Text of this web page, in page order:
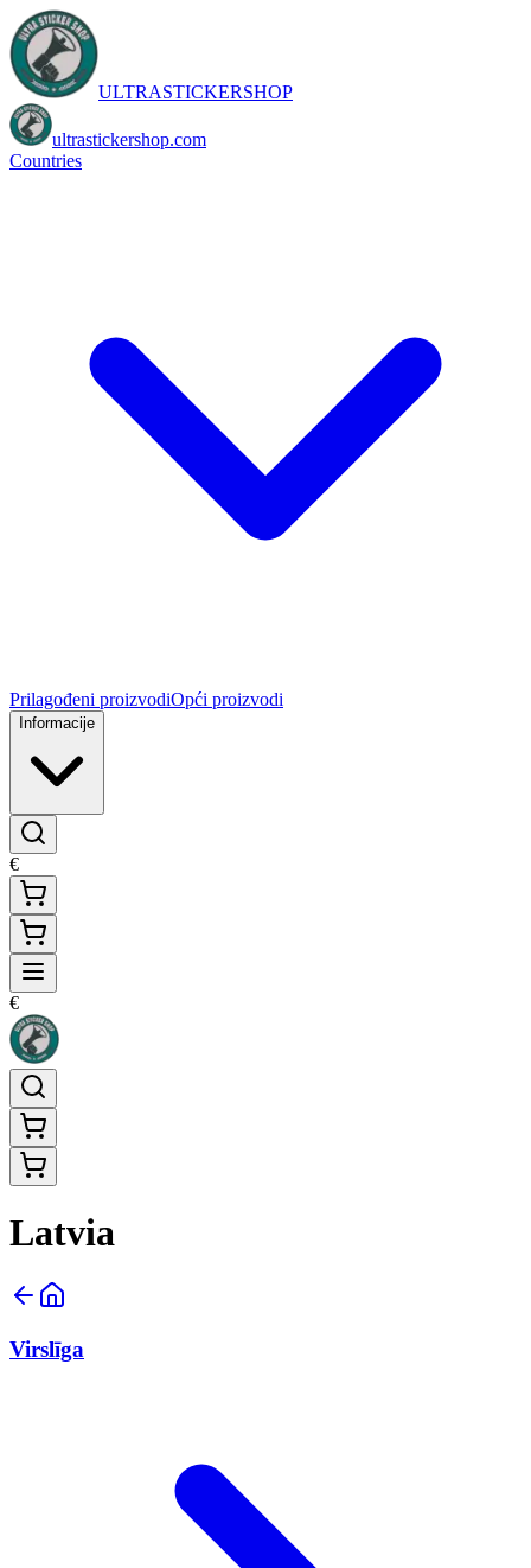
ULTRASTICKERSHOP
ultrastickershop.com
Countries
Prilagođeni proizvodiOpći proizvodi
Informacije
€
€
Latvia
Virslīga